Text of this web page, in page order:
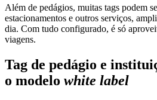
Além de pedágios, muitas tags podem
estacionamentos e outros serviços,
dia. Com tudo configurado, é só
viagens.
Tag de pedágio e
o modelo white label